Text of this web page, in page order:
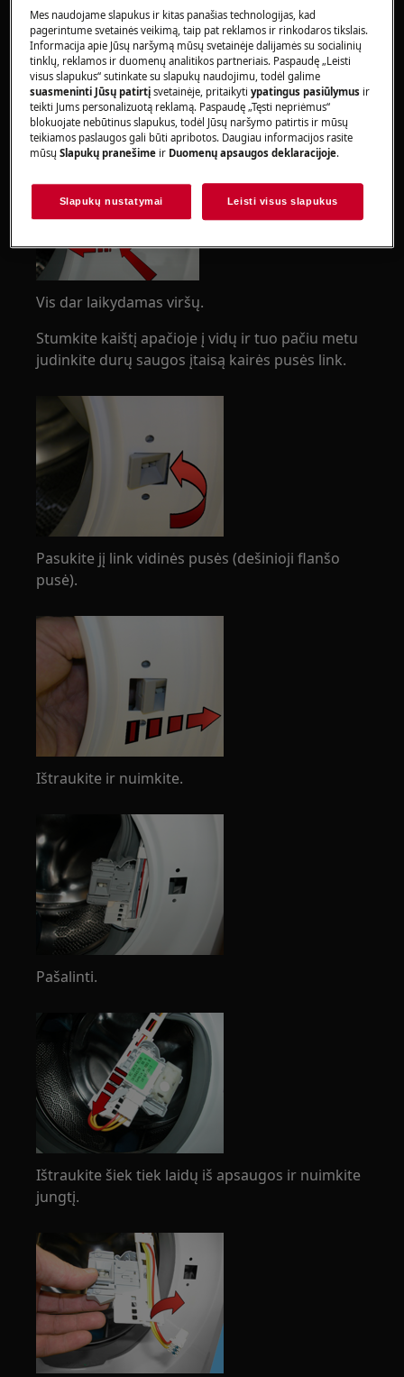
Pasirūpinkite, kad nesubraižytumėte spintelės.
Stumkite viršuje esantį kaištį į vidų ir tuo pačiu
judinkite durų saugos įtaisą kairės pusės link.
Vis dar laikydamas viršų.
Stumkite kaištį apačioje į vidų ir tuo pačiu metu
judinkite durų saugos įtaisą kairės pusės link.
Pasukite jį link vidinės pusės (dešinioji flanšo
pusė).
Ištraukite ir nuimkite.
Pašalinti.
Ištraukite šiek tiek laidų iš apsaugos ir nuimkite
jungtį.
Mes naudojame slapukus ir kitas panašias technologijas, kad
pagerintume svetainės veikimą, taip pat reklamos ir rinkodaros tikslais.
Informacija apie Jūsų naršymą mūsų svetainėje dalijamės su socialinių
tinklų, reklamos ir duomenų analitikos partneriais. Paspaudę „Leisti
visus slapukus“ sutinkate su slapukų naudojimu, todėl galime
suasmeninti Jūsų patirtįsvetainėje, pritaikytiypatingus pasiūlymus ir
teikti Jums personalizuotą reklamą. Paspaudę „Tęsti nepriėmus“
blokuojate nebūtinus slapukus, todėl Jūsų naršymo patirtis ir mūsų
teikiamos paslaugos gali būti apribotos. Daugiau informacijos rasite
mūsųSlapukų pranešime ir Duomenų apsaugos deklaracijoje.
Slapukų nustatymai Leisti visus slapukus